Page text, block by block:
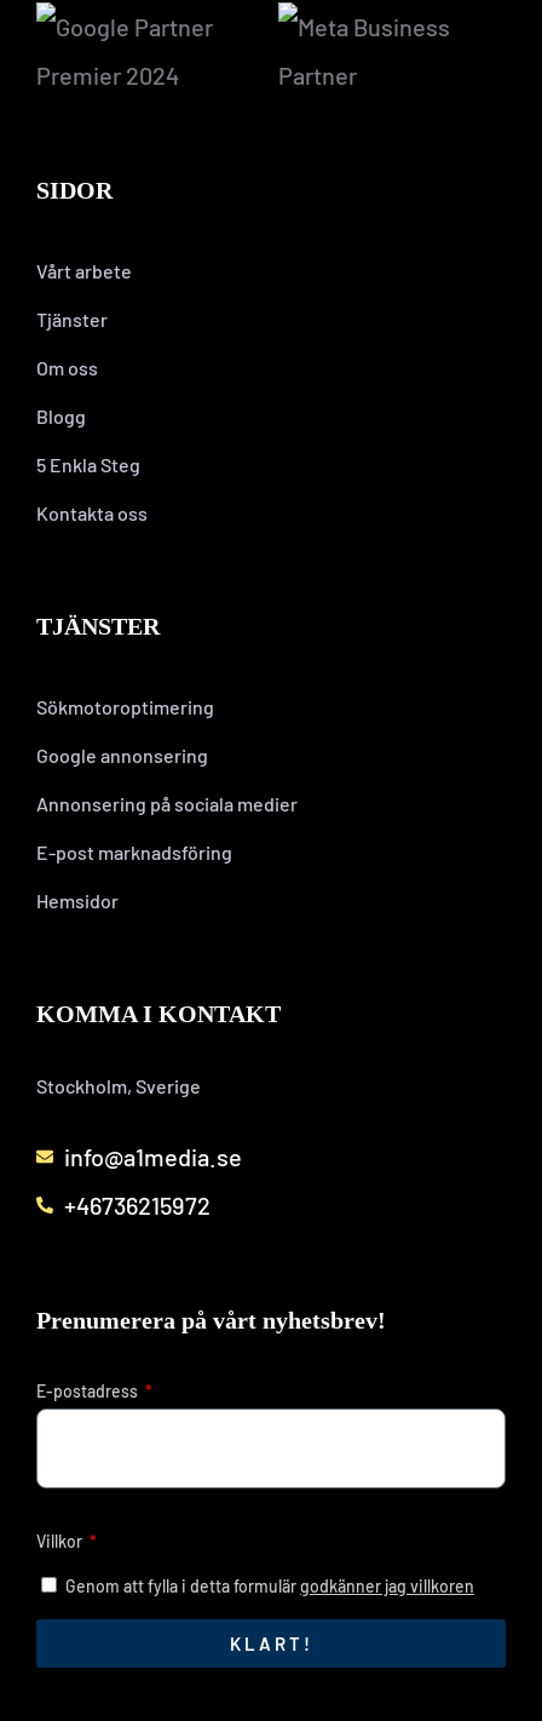
SIDOR
Vårt arbete
Tjänster
Om oss
Blogg
5 Enkla Steg
Kontakta oss
TJÄNSTER
Sökmotoroptimering
Google annonsering
Annonsering på sociala medier
E-post marknadsföring
Hemsidor
KOMMA I KONTAKT
Stockholm, Sverige
info@a1media.se
+46736215972
Prenumerera på vårt nyhetsbrev!
E-postadress
Villkor
Genom att fylla i detta formulärgodkänner jag villkoren
KLART!